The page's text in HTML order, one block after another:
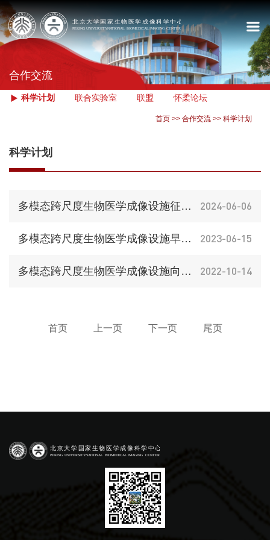
合作交流
科学计划 联合实验室 联盟 怀柔论坛
首页 >> 合作交流 >> 科学计划
科学计划
2024-06-06
多模态跨尺度生物医学成像设施征集重大项目建议
2023-06-15
多模态跨尺度生物医学成像设施早鸟项目建议书征集（早鸟2.0）
2022-10-14
多模态跨尺度生物医学成像设施向全国征集早鸟项目
首页 上一页 下一页 尾页